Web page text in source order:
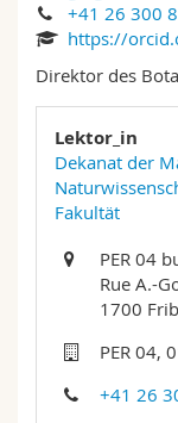
Universität
Wirtschafts-
Fak. für
Interfakultär
Studierende
Medien
Forschende
Doktorierende
Ortsplan
Bibliotheken
MyUnifr
+41 26 300
https://
Direktor des
Lektor_in
Dekanat der
Fakultät
PER 04
Rue A.-
1700
PER 04,
+41 26